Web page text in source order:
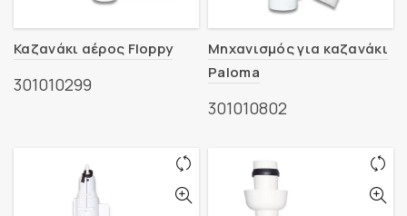
Καζανάκι αέρος Floppy
301010299
Μηχανισμός για καζανάκι
Paloma
301010802